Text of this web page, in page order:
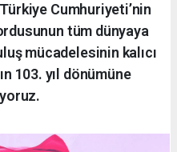
Cumhuriyeti’nin
tüm dünyaya
mücadelesinin kalıcı
103. yıl dönümüne